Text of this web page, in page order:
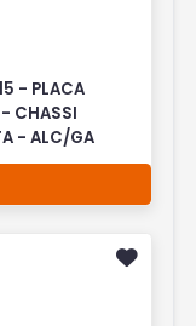
- PLACA
CHASSI
- ALC/GA